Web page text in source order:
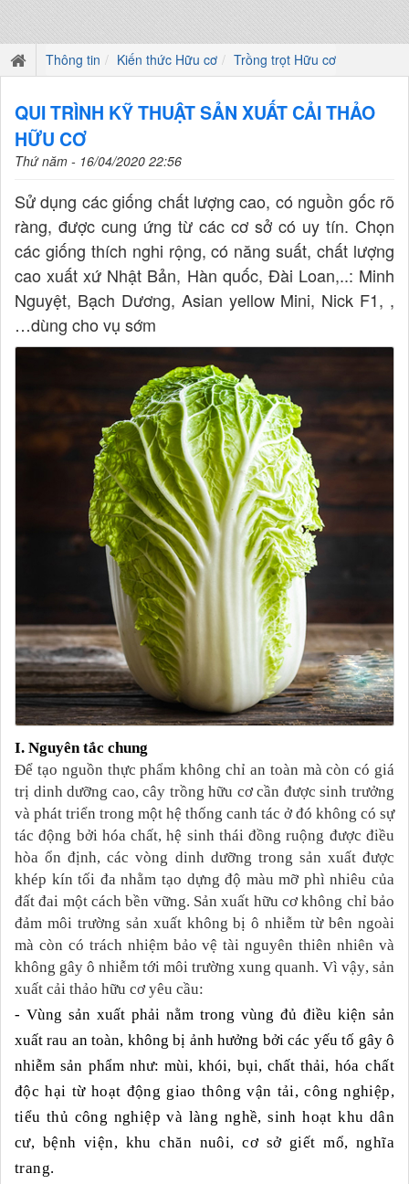
Thông tin Kiến thức Hữu cơ Trồng trọt Hữu cơ
QUI TRÌNH KỸ THUẬT SẢN XUẤT CẢI THẢO
HỮU CƠ
Thứ năm - 16/04/2020 22:56
Sử dụng các giống chất lượng cao, có nguồn gốc rõ
ràng, được cung ứng từ các cơ sở có uy tín. Chọn
các giống thích nghi rộng, có năng suất, chất lượng
cao xuất xứ Nhật Bản, Hàn quốc, Đài Loan,..: Minh
Nguyệt, Bạch Dương, Asian yellow Mini, Nick F1, ,
…dùng cho vụ sớm
I. Nguyên tắc chung
Để tạo nguồn thực phẩm không chỉ an toàn mà còn có giá
trị dinh dưỡng cao, cây trồng hữu cơ cần được sinh trưởng
và phát triển trong một hệ thống canh tác ở đó không có sự
tác động bởi hóa chất, hệ sinh thái đồng ruộng được điều
hòa ổn định, các vòng dinh dưỡng trong sản xuất được
khép kín tối đa nhằm tạo dựng độ màu mỡ phì nhiêu của
đất đai một cách bền vững. Sản xuất hữu cơ không chỉ bảo
đảm môi trường sản xuất không bị ô nhiễm từ bên ngoài
mà còn có trách nhiệm bảo vệ tài nguyên thiên nhiên và
không gây ô nhiễm tới môi trường xung quanh. Vì vậy, sản
xuất cải thảo hữu cơ yêu cầu:
- Vùng sản xuất phải nằm trong vùng đủ điều kiện sản
xuất rau an toàn, không bị ảnh hưởng bởi các yếu tố gây ô
nhiễm sản phẩm như: mùi, khói, bụi, chất thải, hóa chất
độc hại từ hoạt động giao thông vận tải, công nghiệp,
tiểu thủ công nghiệp và làng nghề, sinh hoạt khu dân
cư, bệnh viện, khu chăn nuôi, cơ sở giết mổ, nghĩa
trang.